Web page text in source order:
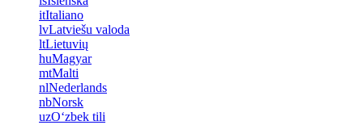
itItaliano
lvLatviešu valoda
ltLietuvių
huMagyar
mtMalti
nlNederlands
nbNorsk
uzOʻzbek tili